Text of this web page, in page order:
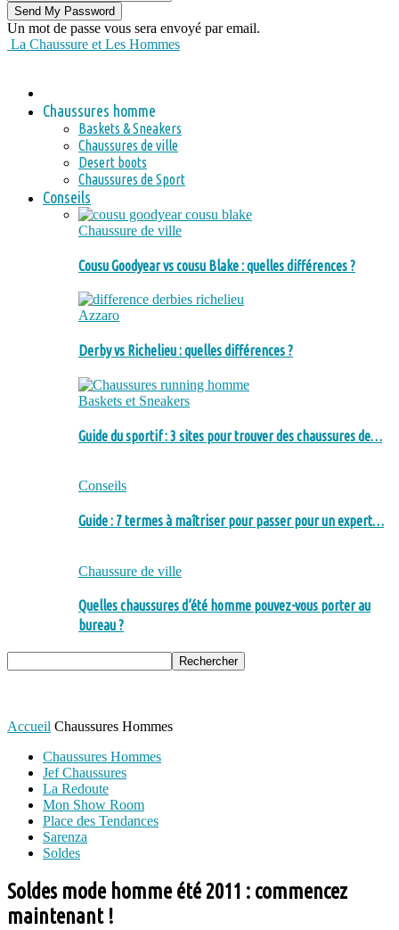
Un mot de passe vous sera envoyé par email.
La Chaussure et Les Hommes
Chaussures homme
Baskets & Sneakers
Chaussures de ville
Desert boots
Chaussures de Sport
Conseils
Chaussure de ville
Cousu Goodyear vs cousu Blake : quelles différences ?
Azzaro
Derby vs Richelieu : quelles différences ?
Baskets et Sneakers
Guide du sportif : 3 sites pour trouver des chaussures de…
Conseils
Guide : 7 termes à maîtriser pour passer pour un expert…
Chaussure de ville
Quelles chaussures d’été homme pouvez-vous porter au
bureau ?
Accueil Chaussures Hommes
Chaussures Hommes
Jef Chaussures
La Redoute
Mon Show Room
Place des Tendances
Sarenza
Soldes
Soldes mode homme été 2011 : commencez
maintenant !